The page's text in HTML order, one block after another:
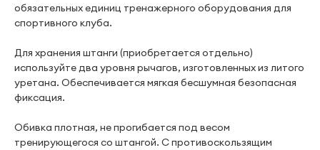
обязательных единиц тренажерного оборудования для
спортивного клуба.
Для хранения штанги (приобретается отдельно)
используйте два уровня рычагов, изготовленных из литого
уретана. Обеспечивается мягкая бесшумная безопасная
фиксация.
Обивка плотная, не прогибается под весом
тренирующегося со штангой. С противоскользящим